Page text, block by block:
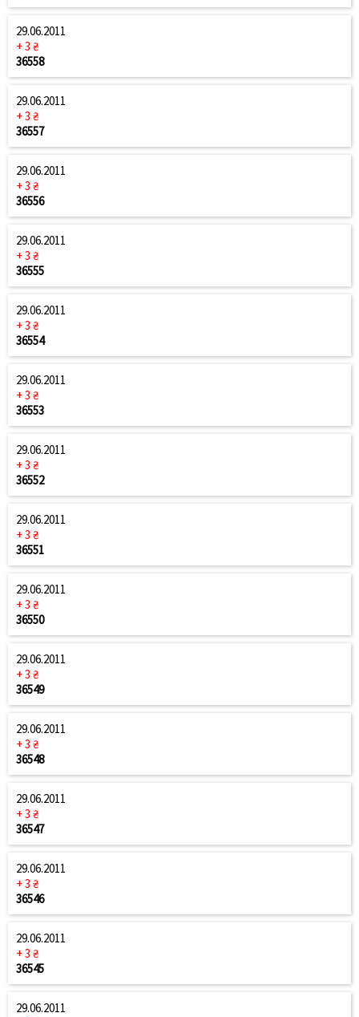
29.06.2011
+ 3 ₴
36558
29.06.2011
+ 3 ₴
36557
29.06.2011
+ 3 ₴
36556
29.06.2011
+ 3 ₴
36555
29.06.2011
+ 3 ₴
36554
29.06.2011
+ 3 ₴
36553
29.06.2011
+ 3 ₴
36552
29.06.2011
+ 3 ₴
36551
29.06.2011
+ 3 ₴
36550
29.06.2011
+ 3 ₴
36549
29.06.2011
+ 3 ₴
36548
29.06.2011
+ 3 ₴
36547
29.06.2011
+ 3 ₴
36546
29.06.2011
+ 3 ₴
36545
29.06.2011